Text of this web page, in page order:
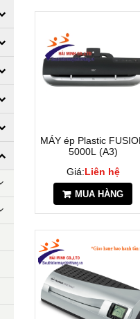
MÁY ép Plastic
5000L (A3)
Giá:Liên hệ
MUA HÀNG